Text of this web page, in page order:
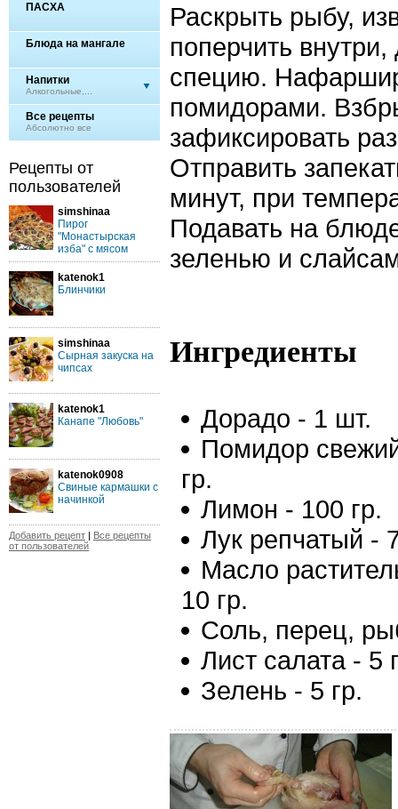
ПАСХА
Блюда на мангале
Напитки
Алкогольные,...
Все рецепты
Абсолютно все
Рецепты от
пользователей
simshinaa
Пирог
"Монастырская
изба" с мясом
katenok1
Блинчики
simshinaa
Сырная закуска на
чипсах
katenok1
Канапе "Любовь"
katenok0908
Свиные кармашки с
начинкой
Добавить рецепт | Все рецепты
от пользователей
Раскрыть рыбу,
поперчить
специю.
помидорами.
зафиксировать
Отправить
минут, при
Подавать на
зеленью и
Ингредиенты
Дорадо - 1 шт.
Помидор
гр.
Лимон - 100 гр.
Лук репчатый -
Масло
10 гр.
Соль, перец,
Лист салата - 5
Зелень - 5 гр.